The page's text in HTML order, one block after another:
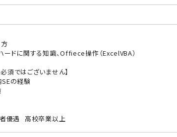
ードに関する知識、Offiece操作（ExcelVBA）
須ではございません】
SEの経験
優遇 高校卒業以上